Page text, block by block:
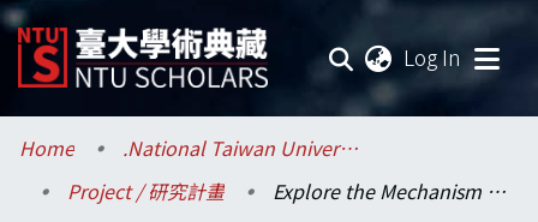
Log In
Communities & Collections
Research Outputs
Home
.National Taiwan University / 國立臺灣大學
Project / 研究計畫
Explore the Mechanism of Ccl2-Induced Polarization of Macrophage on Radiotherapeutic Effect in the Post-Irradiated Bladder Cancer Microenvironment